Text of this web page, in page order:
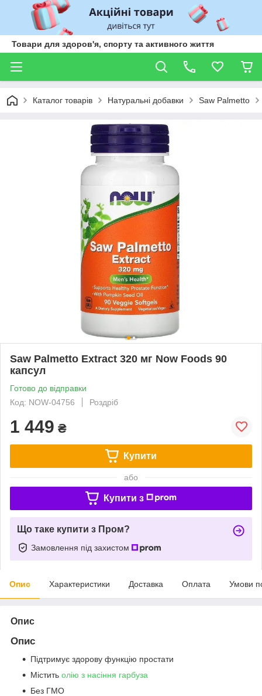
Товари для здоров'я, спорту та активного життя
Каталог товарів Натуральні добавки Saw Palmetto
Saw Palmetto Extract 320 мг Now Foods 90
капсул
Готово до відправки
Код: NOW-04756
Роздріб
1 449 ₴
Купити
або
Купити з
Що таке купити з Пром?
Замовлення під захистом
Опис Характеристики Доставка Оплата Умови
Опис
Опис
Підтримує здорову функцію простати
Містить олію з насіння гарбуза
Без ГМО